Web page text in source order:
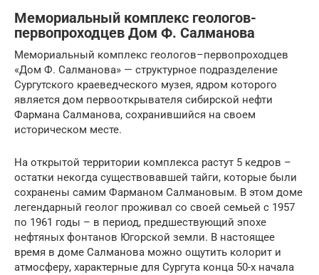
Мемориальный комплекс геологов-
первопроходцев Дом Ф. Салманова
Мемориальный комплекс геологов–первопроходцев
«Дом Ф. Салманова» — структурное подразделение
Сургутского краеведческого музея, ядром которого
является дом первооткрывателя сибирской нефти
Фармана Салманова, сохранившийся на своем
историческом месте.
На открытой территории комплекса растут 5 кедров –
остатки некогда существовавшей тайги, которые были
сохранены самим Фарманом Салмановым. В этом доме
легендарный геолог проживал со своей семьей с 1957
по 1961 годы – в период, предшествующий эпохе
нефтяных фонтанов Югорской земли. В настоящее
время в доме Салманова можно ощутить колорит и
атмосферу, характерные для Сургута конца 50-х начала